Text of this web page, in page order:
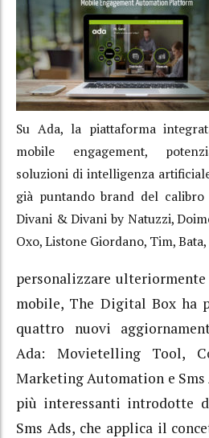
Su Ada, la piattaforma
mobile engagement,
soluzioni di intelligenza
già puntando brand del calibro
Divani & Divani by Natuzzi,
Oxo, Listone Giordano, Tim,
personalizzare
mobile, The Digital Box ha
quattro nuovi
Ada: Movietelling Tool,
Marketing Automation e
più interessanti introdotte
Sms Ads, che applica il